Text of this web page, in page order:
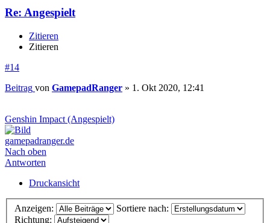
Re: Angespielt
Zitieren
Zitieren
#14
Beitrag von GamepadRanger » 1. Okt 2020, 12:41
Genshin Impact (Angespielt)
gamepadranger.de
Nach oben
Antworten
Druckansicht
Anzeigen:
Sortiere nach:
Richtung: